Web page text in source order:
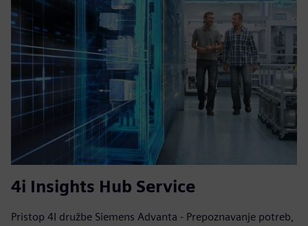
4i Insights Hub Service
Pristop 4I družbe Siemens Advanta - Prepoznavanje potreb,